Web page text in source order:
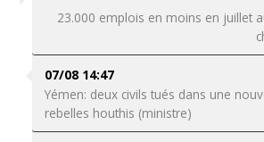
23.000 emplois en moins en juillet
07/08 14:47
Yémen: deux civils tués dans une
rebelles houthis (ministre)